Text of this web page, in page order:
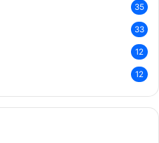
35
33
12
12